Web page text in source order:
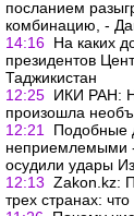
посланием
комбинацию, -
14:16 На каких
президентов
Таджикистан
12:25 ИКИ РАН:
произошла
12:21
Подобные
неприемлемыми -
осудили удары
12:13 Zakon.kz:
трех странах: